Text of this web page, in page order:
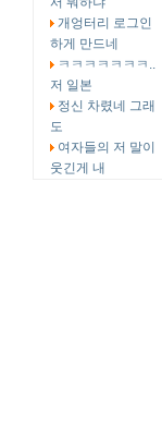
개엉터리 로그인
하게 만드네
ㅋㅋㅋㅋㅋㅋㅋ..
저 일본
정신 차렸네 그래
도
여자들의 저 말이
웃긴게 내